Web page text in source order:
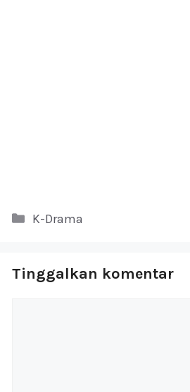
Kategori
K-Drama
Tinggalkan komentar